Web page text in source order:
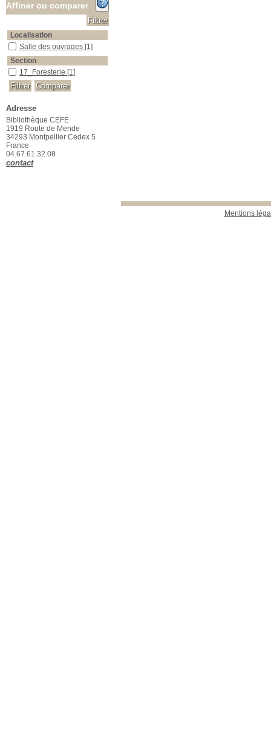
Mentions
Affiner ou comparer
Localisation
Salle des ouvrages
Salle des ouvrages [1]
Section
17_Foresterie
17_Foresterie [1]
Adresse
Bibliothèque CEFE
1919 Route de Mende
34293 Montpellier Cedex 5
France
04.67.61.32.08
contact